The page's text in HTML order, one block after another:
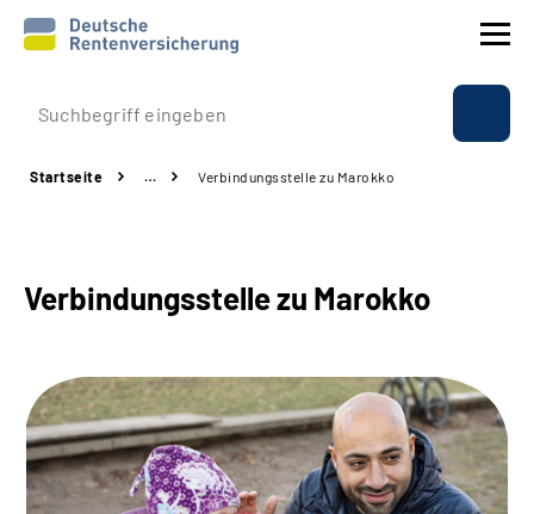
Prävention
Experten
Über uns & Presse
Startseite … Verbindungsstelle zu Marokko
Verbindungsstelle zu Marokko